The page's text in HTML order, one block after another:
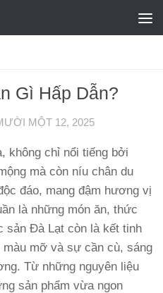
Gì Hấp Dẫn?
MỘT 12, 2025
không chỉ nổi tiếng bởi
mà còn níu chân du
đáo, mang đậm hương vị
là những món ăn, thức
sản Đà Lạt còn là kết tinh
mỡ và sự cần cù, sáng
Từ những nguyên liệu
sản phẩm vừa ngon